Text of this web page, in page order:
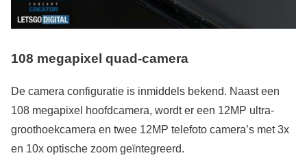
108 megapixel quad-camera
De camera configuratie is inmiddels bekend. Naast een
108 megapixel hoofdcamera, wordt er een 12MP ultra-
groothoekcamera en twee 12MP telefoto camera’s met 3x
en 10x optische zoom geïntegreerd.